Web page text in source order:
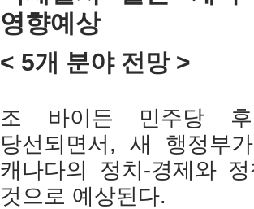
영향예상
< 5개 분야 전망>
조 바이든 민주당 후
당선되면서, 새 행정부
캐나다의 정치-경제와
것으로 예상된다.